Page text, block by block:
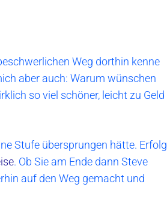
Weg dorthin kenne
aber auch: Warum wünschen
so viel schöner, leicht zu Geld
Stufe übersprungen hätte. Erfolg
. Ob Sie am Ende dann Steve
auf den Weg gemacht und